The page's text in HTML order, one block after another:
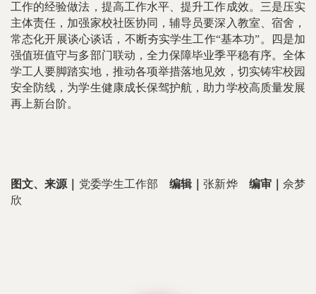
工作的经验做法，提高工作水平、提升工作成效。三是压实
主体责任，加强家校社医协同，辅导员要深入教室、宿舍，
常态化开展谈心谈话，不断夯实学生工作“基本功”。四是加
强值班值守与多部门联动，全力保障毕业季平稳有序。全体
学工人要脚踏实地，推动各项举措落地见效，切实铸牢校园
安全防线，为学生健康成长保驾护航，助力学校高质量发展
再上新台阶。
图文、来源｜ 党委学生工作部编辑｜张新烨 编审｜ 佘梦
欣